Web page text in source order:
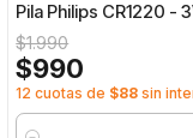
Pila Philips CR1220 -
$1.990
$990
12 cuotas de $88 sin